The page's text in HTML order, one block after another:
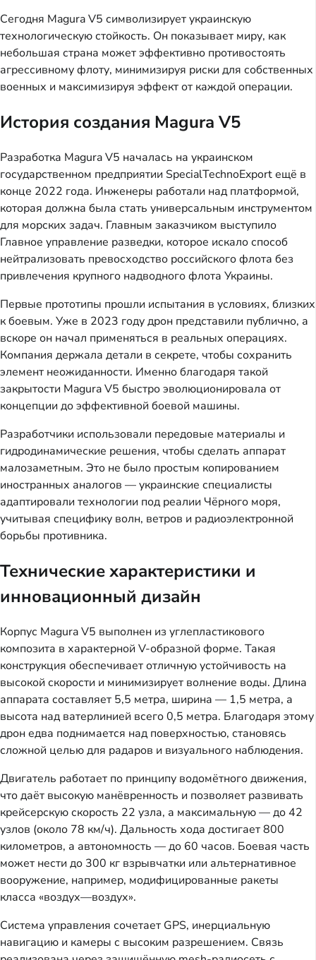
Сегодня Magura V5 символизирует украинскую
технологическую стойкость. Он показывает миру, как
небольшая страна может эффективно противостоять
агрессивному флоту, минимизируя риски для собственных
военных и максимизируя эффект от каждой операции.
История создания Magura V5
Разработка Magura V5 началась на украинском
государственном предприятии SpecialTechnoExport ещё в
конце 2022 года. Инженеры работали над платформой,
которая должна была стать универсальным инструментом
для морских задач. Главным заказчиком выступило
Главное управление разведки, которое искало способ
нейтрализовать превосходство российского флота без
привлечения крупного надводного флота Украины.
Первые прототипы прошли испытания в условиях, близких
к боевым. Уже в 2023 году дрон представили публично, а
вскоре он начал применяться в реальных операциях.
Компания держала детали в секрете, чтобы сохранить
элемент неожиданности. Именно благодаря такой
закрытости Magura V5 быстро эволюционировала от
концепции до эффективной боевой машины.
Разработчики использовали передовые материалы и
гидродинамические решения, чтобы сделать аппарат
малозаметным. Это не было простым копированием
иностранных аналогов — украинские специалисты
адаптировали технологии под реалии Чёрного моря,
учитывая специфику волн, ветров и радиоэлектронной
борьбы противника.
Технические характеристики и
инновационный дизайн
Корпус Magura V5 выполнен из углепластикового
композита в характерной V-образной форме. Такая
конструкция обеспечивает отличную устойчивость на
высокой скорости и минимизирует волнение воды. Длина
аппарата составляет 5,5 метра, ширина — 1,5 метра, а
высота над ватерлинией всего 0,5 метра. Благодаря этому
дрон едва поднимается над поверхностью, становясь
сложной целью для радаров и визуального наблюдения.
Двигатель работает по принципу водомётного движения,
что даёт высокую манёвренность и позволяет развивать
крейсерскую скорость 22 узла, а максимальную — до 42
узлов (около 78 км/ч). Дальность хода достигает 800
километров, а автономность — до 60 часов. Боевая часть
может нести до 300 кг взрывчатки или альтернативное
вооружение, например, модифицированные ракеты
класса «воздух—воздух».
Система управления сочетает GPS, инерциальную
навигацию и камеры с высоким разрешением. Связь